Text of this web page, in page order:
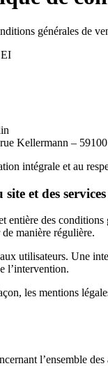
générales de
Kellermann –
intégrale et au
et des
des
manière régulière.
utilisateurs. Une
l’intervention.
les mentions
l’ensemble